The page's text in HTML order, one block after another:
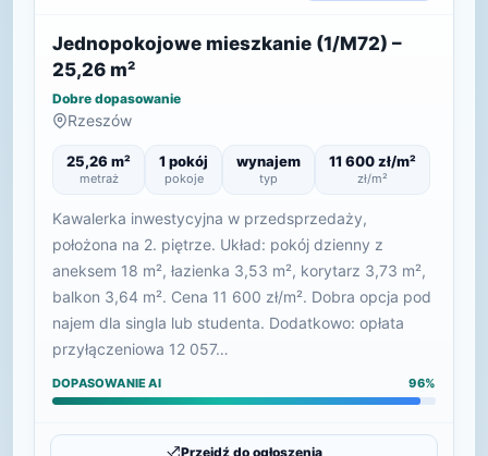
Jednopokojowe mieszkanie (1/M72) –
25,26 m²
Dobre dopasowanie
Rzeszów
25,26 m²
metraż
1 pokój
pokoje
wynajem
typ
11 600 zł/m²
zł/m²
Kawalerka inwestycyjna w przedsprzedaży,
położona na 2. piętrze. Układ: pokój dzienny z
aneksem 18 m², łazienka 3,53 m², korytarz 3,73 m²,
balkon 3,64 m². Cena 11 600 zł/m². Dobra opcja pod
najem dla singla lub studenta. Dodatkowo: opłata
przyłączeniowa 12 057…
DOPASOWANIE AI 96%
Przejdź do ogłoszenia